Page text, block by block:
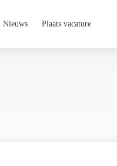
Nieuws Plaats vacature